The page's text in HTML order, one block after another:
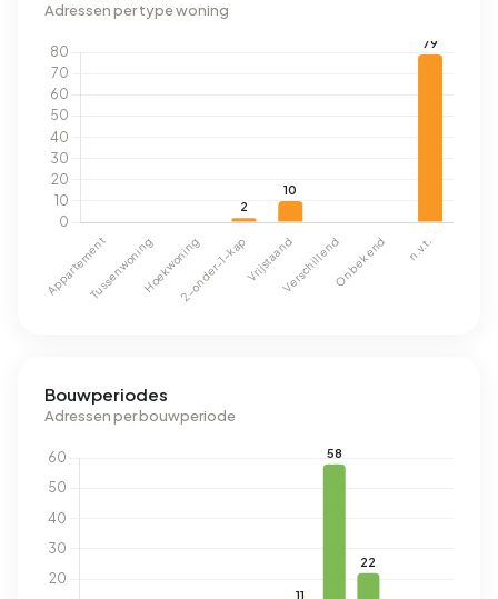
Adressen per type woning
Bouwperiodes
Adressen per bouwperiode